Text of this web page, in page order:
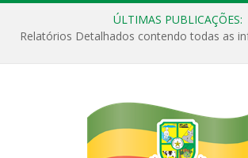
ÚLTIMAS PUBLICAÇÕES: